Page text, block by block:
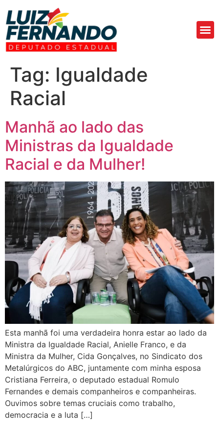
Tag: Igualdade
Racial
Manhã ao lado das
Ministras da Igualdade
Racial e da Mulher!
Esta manhã foi uma verdadeira honra estar ao lado da
Ministra da Igualdade Racial, Anielle Franco, e da
Ministra da Mulher, Cida Gonçalves, no Sindicato dos
Metalúrgicos do ABC, juntamente com minha esposa
Cristiana Ferreira, o deputado estadual Romulo
Fernandes e demais companheiros e companheiras.
Ouvimos sobre temas cruciais como trabalho,
democracia e a luta […]